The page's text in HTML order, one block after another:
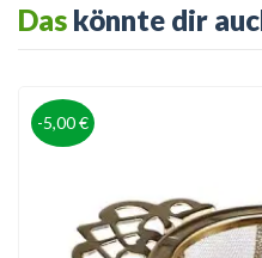
Das könnte dir
-5,00 €